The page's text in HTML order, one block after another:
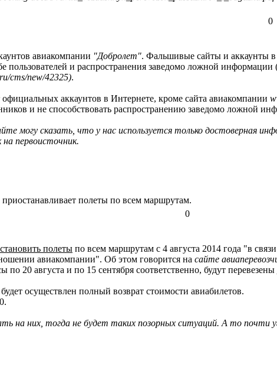
0
авиакомпании "Добролет". Фальшивые сайты и аккаунты в
пользователей и распространения заведомо ложной
cms/new/42325).
аккаунтов в Интернете, кроме сайта авиакомпании
и не способствовать распространению заведомо ложной
могу сказать, что у нас используется только достоверная
первоисточник.
полеты по всем маршрутам.
0
полеты по всем маршрутам с 4 августа 2014 года "в
авиакомпании". Об этом говорится на сайте
20 августа и по 15 сентября соответственно, будут
осуществлен полный возврат стоимости авиабилетов.
на них, тогда не будет таких позорных ситуаций. А то почти